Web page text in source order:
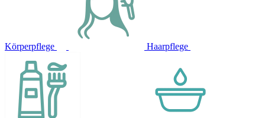
Körperpflege Haarpflege